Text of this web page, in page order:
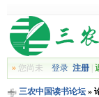
»您尚未 登录 注册|
三农中国读书论坛»